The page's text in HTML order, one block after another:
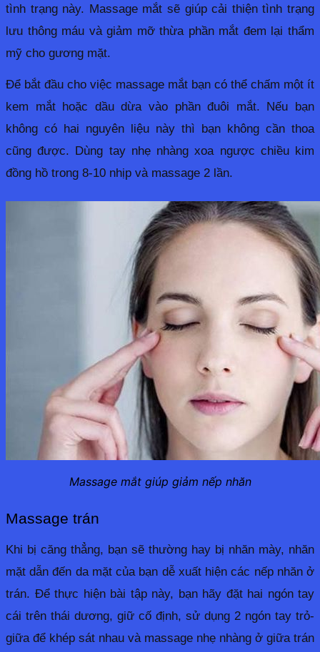
tình trạng này. Massage mắt sẽ giúp cải thiện tình trạng
lưu thông máu và giảm mỡ thừa phần mắt đem lại thẩm
mỹ cho gương mặt.
Để bắt đầu cho việc massage mắt bạn có thể chấm một ít
kem mắt hoặc dầu dừa vào phần đuôi mắt. Nếu bạn
không có hai nguyên liệu này thì bạn không cần thoa
cũng được. Dùng tay nhẹ nhàng xoa ngược chiều kim
đồng hồ trong 8-10 nhịp và massage 2 lần.
Massage mắt giúp giảm nếp nhăn
Massage trán
Khi bị căng thẳng, bạn sẽ thường hay bị nhăn mày, nhăn
mặt dẫn đến da mặt của bạn dễ xuất hiện các nếp nhăn ở
trán. Để thực hiện bài tập này, bạn hãy đặt hai ngón tay
cái trên thái dương, giữ cố định, sử dụng 2 ngón tay trỏ-
giữa để khép sát nhau và massage nhẹ nhàng ở giữa trán